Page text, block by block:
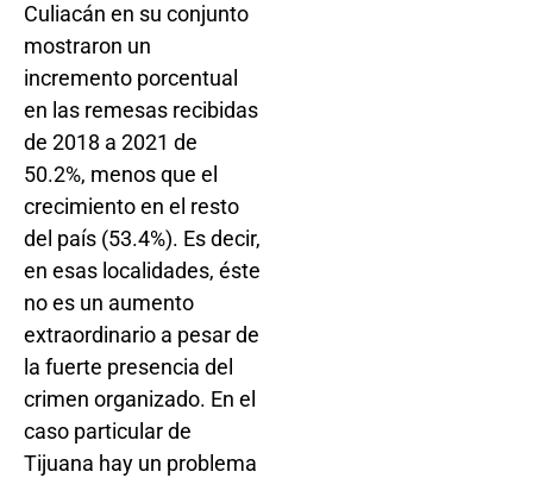
Culiacán en su conjunto
mostraron un
incremento porcentual
en las remesas recibidas
de 2018 a 2021 de
50.2%, menos que el
crecimiento en el resto
del país (53.4%). Es decir,
en esas localidades, éste
no es un aumento
extraordinario a pesar de
la fuerte presencia del
crimen organizado. En el
caso particular de
Tijuana hay un problema